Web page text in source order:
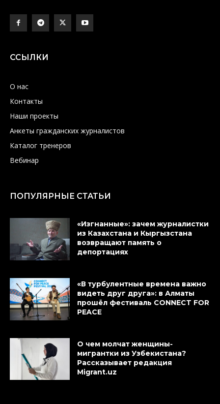
ССЫЛКИ
О нас
Контакты
Наши проекты
Анкеты гражданских журналистов
Каталог тренеров
Вебинар
ПОПУЛЯРНЫЕ СТАТЬИ
«Изгнанные»: зачем журналистки
из Казахстана и Кыргызстана
возвращают память о
депортациях
«В турбулентные времена важно
видеть друг друга»: в Алматы
прошёл фестиваль CONNECT FOR
PEACE
О чем молчат женщины-
мигрантки из Узбекистана?
Рассказывает редакция
Migrant.uz